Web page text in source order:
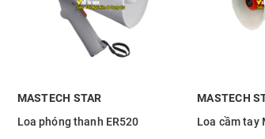
MASTECH STAR
Loa phóng thanh ER520
MASTECH
Loa cầm tay